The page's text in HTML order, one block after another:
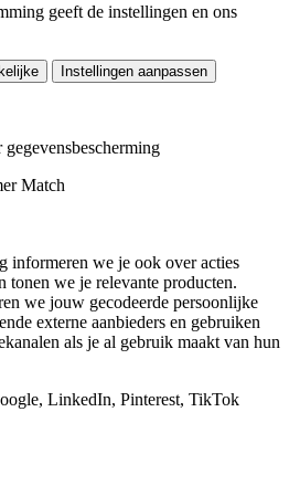
geeft de instellingen en ons
Instellingen aanpassen
Match
informeren we je ook over acties
tonen we je relevante producten.
we jouw gecodeerde persoonlijke
externe aanbieders en gebruiken
als je al gebruik maakt van hun
LinkedIn, Pinterest, TikTok